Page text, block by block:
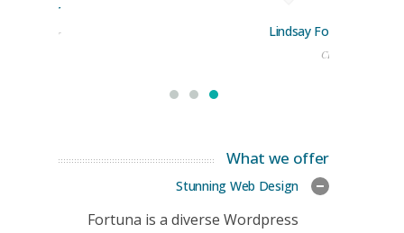
Lindsay Ford
CEO
Stoner
Manager
What we offer
Stunning Web Design
Fortuna is a diverse Wordpress